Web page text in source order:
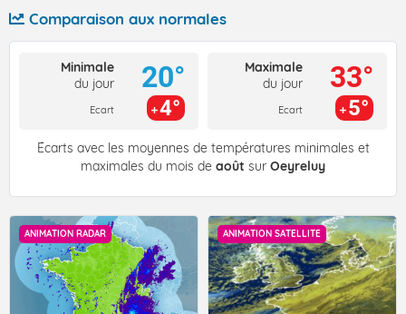
Comparaison aux normales
Minimale
du jour
Ecart
20°
4°
Maximale
du jour
Ecart
33°
5°
Écarts avec les moyennes de températures minimales et
maximales du mois de août sur Oeyreluy
ANIMATION RADAR ANIMATION SATELLITE